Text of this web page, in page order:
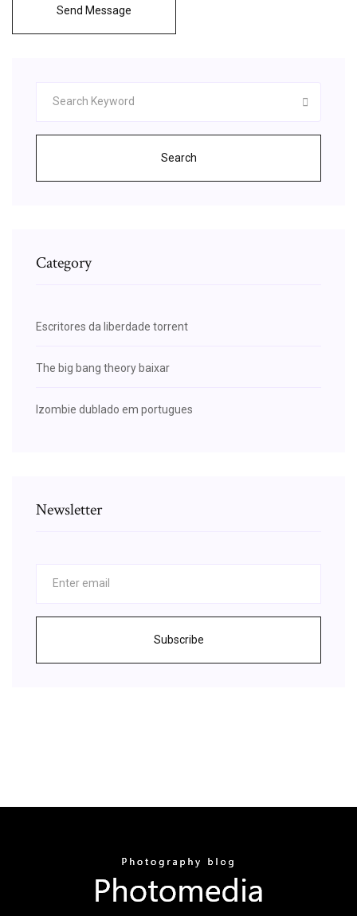
Send Message
Search
Category
Escritores da liberdade torrent
The big bang theory baixar
Izombie dublado em portugues
Newsletter
Subscribe